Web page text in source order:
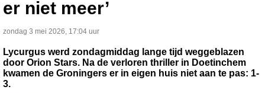
er niet meer’
zondag 3 mei 2026, 17:04 uur
Lycurgus werd zondagmiddag lange tijd weggeblazen
door Orion Stars. Na de verloren thriller in Doetinchem
kwamen de Groningers er in eigen huis niet aan te pas: 1-
3.